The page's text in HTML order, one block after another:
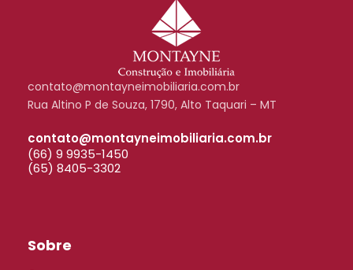
contato@montayneimobiliaria.com.br
Rua Altino P de Souza, 1790, Alto Taquari – MT
contato@montayneimobiliaria.com.br
(66) 9 9935-1450
(65) 8405-3302
Sobre